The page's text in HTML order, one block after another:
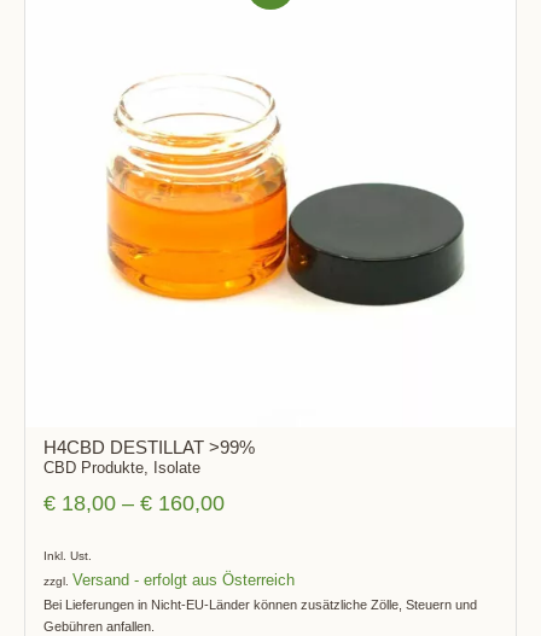
H4CBD DESTILLAT >99%
CBD Produkte, Isolate
€ 18,00 –€ 160,00
Inkl. Ust.
zzgl. Versand
Bei Lieferungen in Nicht-EU-Länder können zusätzliche Zölle, Steuern und
Gebühren anfallen.